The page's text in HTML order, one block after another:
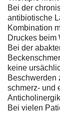
Bei der
antibiotische
Kombination
Druckes beim
Bei der
keine
Beschwerden
schmerz- und
Bei vielen